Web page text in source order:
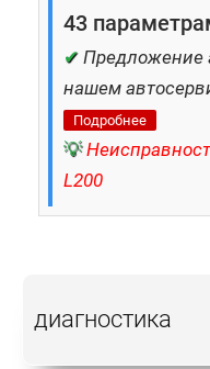
43
✔ Предложение
нашем
Подробнее
💡
L200
диагностика